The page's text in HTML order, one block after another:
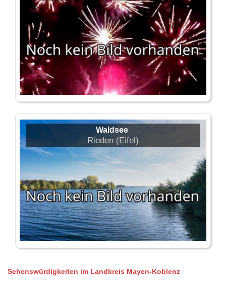
Waldsee
Rieden (Eifel)
Sehenswürdigkeiten im Landkreis Mayen-Koblenz